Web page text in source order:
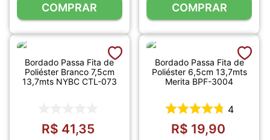
COMPRAR COMPRAR
Bordado Passa Fita de
Poliéster Branco 7,5cm
13,7mts NYBC CTL-073
R$ 41,35
Bordado Passa Fita de
Poliéster 6,5cm 13,7mts
Merita BPF-3004
4
R$ 19,90